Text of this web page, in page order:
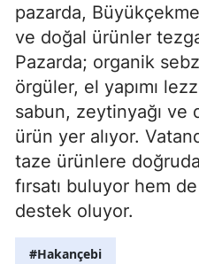
pazarda,
ve doğal ürünler
Pazarda; organik
örgüler, el yapımı
sabun, zeytinyağı ve
ürün yer alıyor.
taze ürünlere
fırsatı buluyor hem
destek oluyor.
#Hakançebi